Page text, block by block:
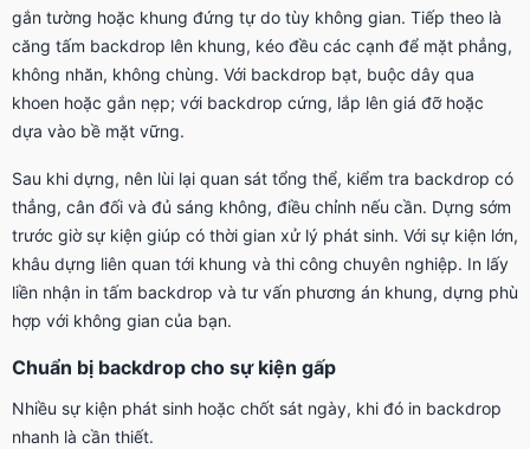
gắn tường hoặc khung đứng tự do tùy không gian. Tiếp theo là
căng tấm backdrop lên khung, kéo đều các cạnh để mặt phẳng,
không nhăn, không chùng. Với backdrop bạt, buộc dây qua
khoen hoặc gắn nẹp; với backdrop cứng, lắp lên giá đỡ hoặc
dựa vào bề mặt vững.
Sau khi dựng, nên lùi lại quan sát tổng thể, kiểm tra backdrop có
thẳng, cân đối và đủ sáng không, điều chỉnh nếu cần. Dựng sớm
trước giờ sự kiện giúp có thời gian xử lý phát sinh. Với sự kiện lớn,
khâu dựng liên quan tới khung và thi công chuyên nghiệp. In lấy
liền nhận in tấm backdrop và tư vấn phương án khung, dựng phù
hợp với không gian của bạn.
Chuẩn bị backdrop cho sự kiện gấp
Nhiều sự kiện phát sinh hoặc chốt sát ngày, khi đó in backdrop
nhanh là cần thiết.